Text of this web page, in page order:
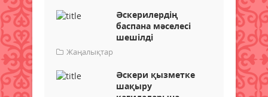
Әскерилердің
баспана мәселесі
шешілді
Жаңалықтар
Әскери қызметке
шақыру